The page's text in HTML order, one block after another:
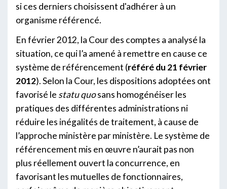
si ces derniers choisissent d'adhérer à un
organisme référencé.
En février 2012, la Cour des comptes a analysé la
situation, ce qui l’a amené à remettre en cause ce
système de référencement (référé du 21 février
2012). Selon la Cour, les dispositions adoptées ont
favorisé le statu quosans homogénéiser les
pratiques des différentes administrations ni
réduire les inégalités de traitement, à cause de
l’approche ministère par ministère. Le système de
référencement mis en œuvre n’aurait pas non
plus réellement ouvert la concurrence, en
favorisant les mutuelles de fonctionnaires,